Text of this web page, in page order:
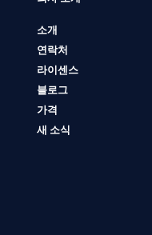
소개
연락처
라이센스
블로그
가격
새 소식